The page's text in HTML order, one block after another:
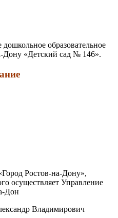
образовательное
Дону «Детский сад № 146».
Ростов-на-Дону»,
осуществляет Управление
Дон
Владимирович